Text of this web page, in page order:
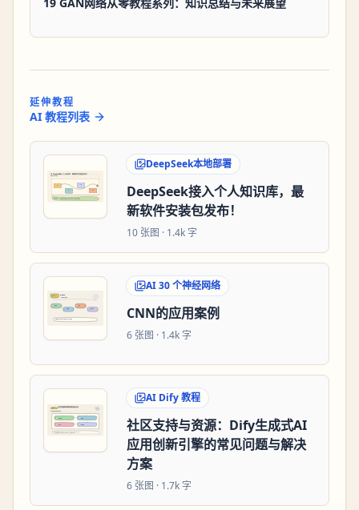
延伸教程
AI 教程列表
DeepSeek本地部署
DeepSeek接入个人知识库，最
新软件安装包发布！
10 张图 · 1.4k 字
AI 30 个神经网络
CNN的应用案例
6 张图 · 1.4k 字
AI Dify 教程
社区支持与资源：Dify生成式AI
应用创新引擎的常见问题与解决
方案
6 张图 · 1.7k 字